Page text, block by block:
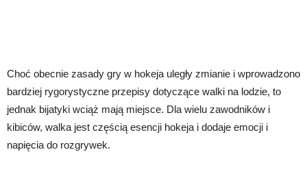
Choć obecnie zasady gry w hokeja uległy zmianie i wprowadzono
bardziej rygorystyczne przepisy dotyczące walki na lodzie, to
jednak bijatyki wciąż mają miejsce. Dla wielu zawodników i
kibiców, walka jest częścią esencji hokeja i dodaje emocji i
napięcia do rozgrywek.